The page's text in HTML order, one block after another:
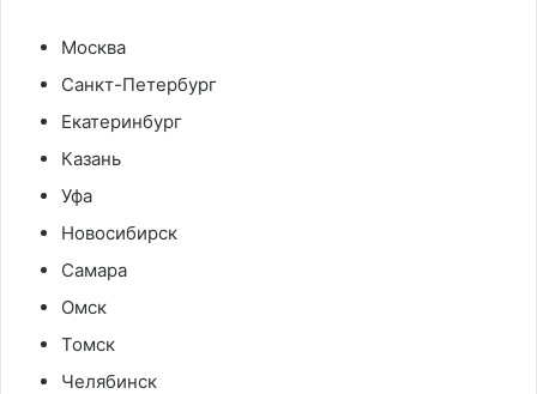
Москва
Санкт-Петербург
Екатеринбург
Казань
Уфа
Новосибирск
Самара
Омск
Томск
Челябинск